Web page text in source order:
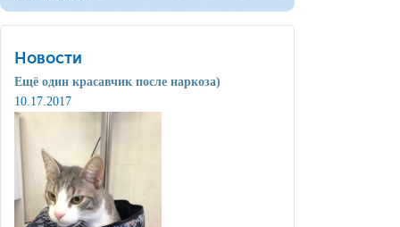
Новости
Ещё один красавчик после наркоза)
10.17.2017